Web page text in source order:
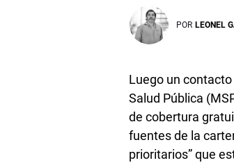
POR LEONEL
Luego un
Salud Pública
de cobertura
fuentes de la
prioritarios” que